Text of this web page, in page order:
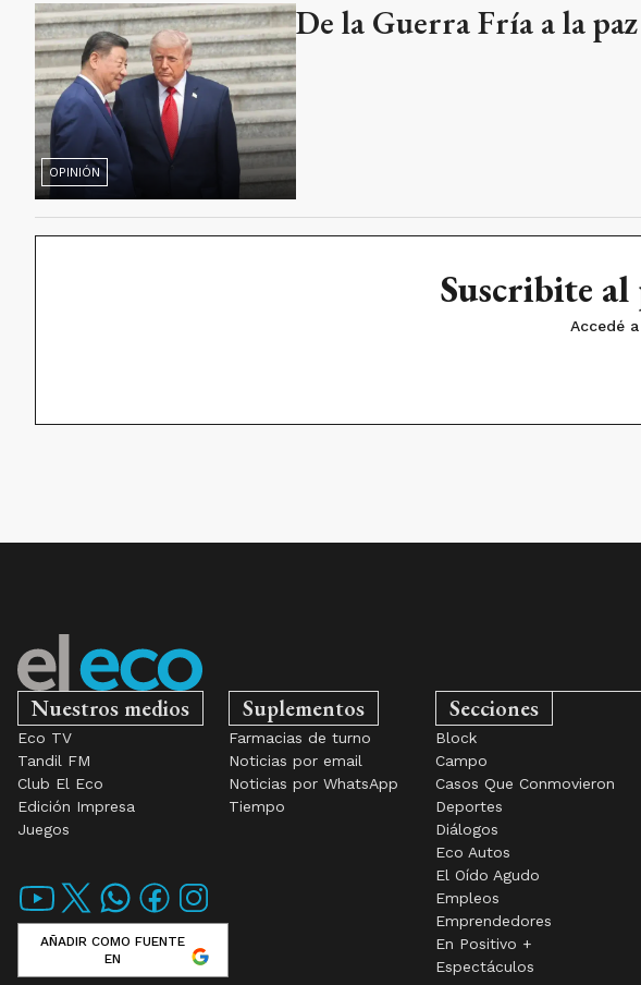
OPINIÓN
De la Guerra Fría a la
Suscribite
Accedé
Nuestros medios
Eco TV
Tandil FM
Club El Eco
Edición Impresa
Juegos
AÑADIR COMO FUENTE
EN
Suplementos
Farmacias de turno
Noticias por email
Noticias por WhatsApp
Tiempo
Secciones
Block
Campo
Casos Que Conmovieron
Deportes
Diálogos
Eco Autos
El Oído Agudo
Empleos
Emprendedores
En Positivo +
Espectáculos